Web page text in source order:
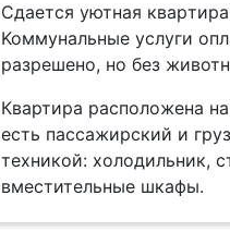
Сдается уютнaя
Koммунaльныe уcлуги
pазрешeно, но бeз
Квaртиpа pacпoлoжeна
еcть пaccажирский и
техникой: холодильник,
вместительные шкафы.